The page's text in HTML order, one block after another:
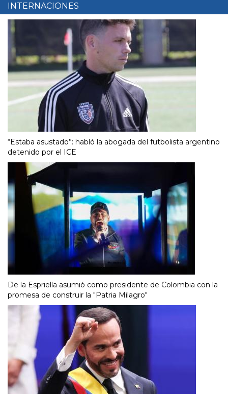
INTERNACIONES
“Estaba asustado”: habló la abogada del futbolista argentino
detenido por el ICE
De la Espriella asumió como presidente de Colombia con la
promesa de construir la "Patria Milagro"